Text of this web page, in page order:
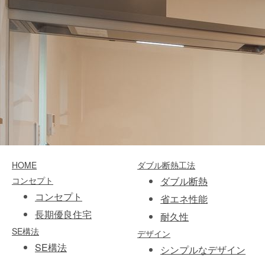
[%list_end%]
[%article%]
HOME
コンセプト
コンセプト
長期優良住宅
SE構法
SE構法
ダブル断熱工法
ダブル断熱
省エネ性能
耐久性
デザイン
シンプルなデザイン